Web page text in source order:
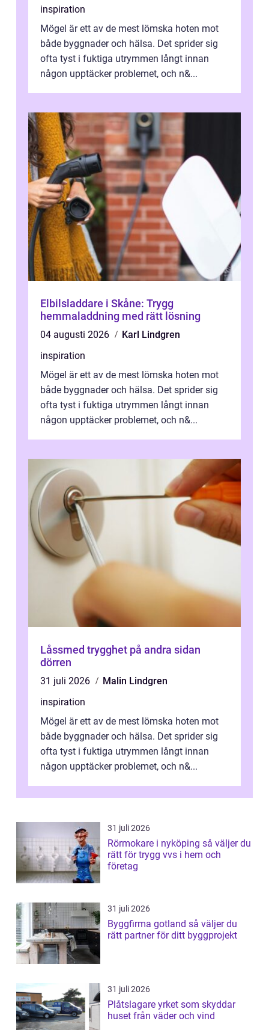
inspiration
Mögel är ett av de mest lömska hoten mot
både byggnader och hälsa. Det sprider sig
ofta tyst i fuktiga utrymmen långt innan
någon upptäcker problemet, och n&...
Elbilsladdare i Skåne: Trygg
hemmaladdning med rätt lösning
04 augusti 2026
Karl Lindgren
inspiration
Mögel är ett av de mest lömska hoten mot
både byggnader och hälsa. Det sprider sig
ofta tyst i fuktiga utrymmen långt innan
någon upptäcker problemet, och n&...
Låssmed trygghet på andra sidan
dörren
31 juli 2026
Malin Lindgren
inspiration
Mögel är ett av de mest lömska hoten mot
både byggnader och hälsa. Det sprider sig
ofta tyst i fuktiga utrymmen långt innan
någon upptäcker problemet, och n&...
31 juli 2026
Rörmokare i nyköping så väljer du
rätt för trygg vvs i hem och
företag
31 juli 2026
Byggfirma gotland så väljer du
rätt partner för ditt byggprojekt
31 juli 2026
Plåtslagare yrket som skyddar
huset från väder och vind